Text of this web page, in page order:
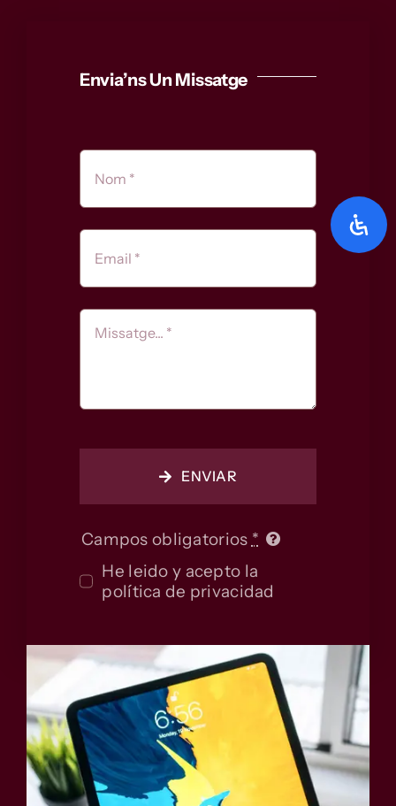
Envia’ns Un Missatge
ENVIAR
Campos obligatorios *
He leido y acepto la
política de privacidad